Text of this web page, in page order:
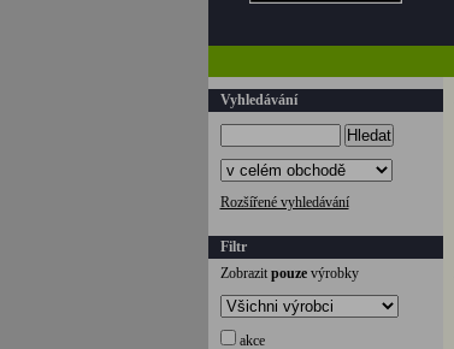
Vyhledávání
Hledat
Rozšířené vyhledávání
Filtr
Zobrazit pouzevýrobky
akce